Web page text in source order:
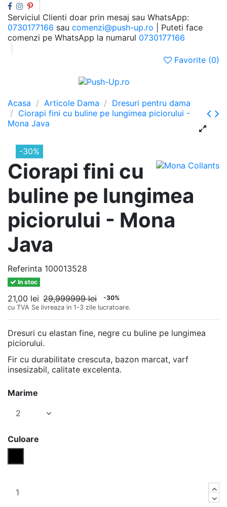
Serviciul Clienti doar prin mesaj sau WhatsApp:
0730177166 sau comenzi@push-up.ro | Puteti face
comenzi pe WhatsApp la numarul 0730177166
Favorite (0)
Acasa
Articole Dama
Dresuri pentru dama
Ciorapi fini cu buline pe lungimea piciorului -
Mona Java
-30%
Ciorapi fini cu
buline pe lungimea
piciorului - Mona
Java
Referinta 100013528
In stoc
21,00 lei 29,999999 lei
-30%
cu TVA Se livreaza in 1-3 zile lucratoare.
Dresuri cu elastan fine, negre cu buline pe lungimea
piciorului.
Fir cu durabilitate crescuta, bazon marcat, varf
insesizabil, calitate excelenta.
Marime
Culoare